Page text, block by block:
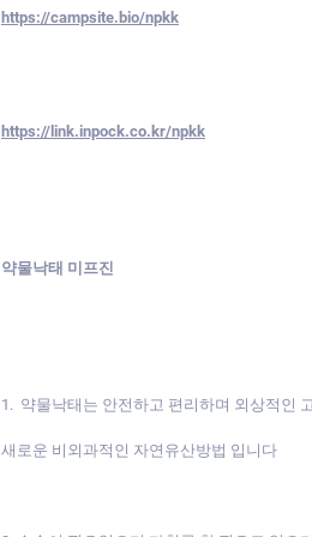
https://campsite.bio/npkk
https://link.inpock.co.kr/npkk
약물낙태 미프진
1. 약물낙태는 안전하고 편리하며 외상적인
새로운 비외과적인 자연유산방법 입니다